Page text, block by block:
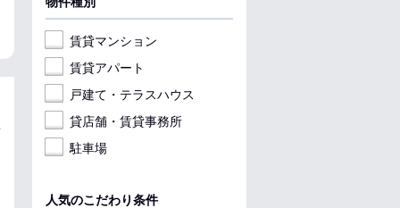
賃貸マンション
賃貸アパート
戸建て・テラスハウス
貸店舗・賃貸事務所
駐車場
人気のこだわり条件